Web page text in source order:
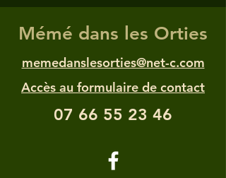
Mémé dans les Orties
memedanslesorties@net-c.com
Accès au formulaire de contact
07 66 55 23 46